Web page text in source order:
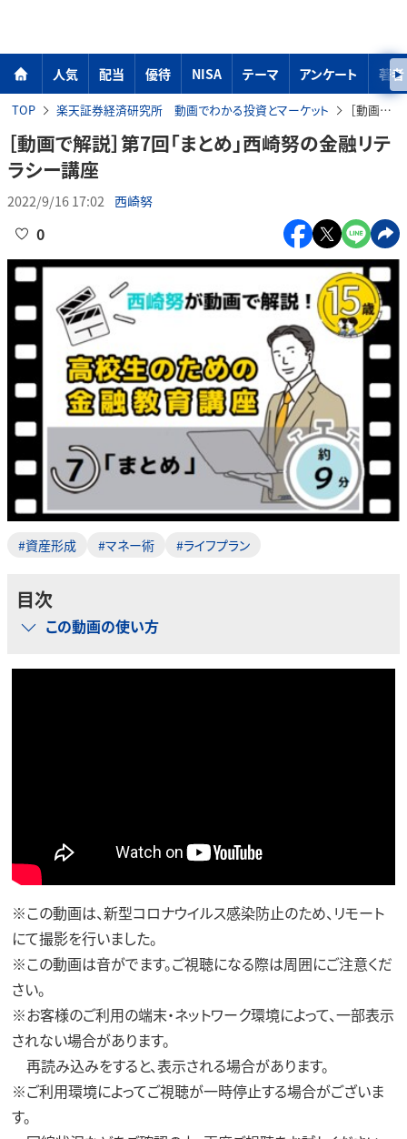
人気 配当 優待 NISA テーマ アンケート 著者
TOP 楽天証券経済研究所 動画でわかる投資とマーケット ［動画で解説］第7回「まとめ」西崎努の金融リテラシー講座
［動画で解説］第7回「まとめ」西崎努の金融リテ
ラシー講座
2022/9/16 17:02 西崎努
0
#資産形成 #マネー術 #ライフプラン
目次
この動画の使い方
※この動画は、新型コロナウイルス感染防止のため、リモート
にて撮影を行いました。
※この動画は音がでます。ご視聴になる際は周囲にご注意くだ
さい。
※お客様のご利用の端末・ネットワーク環境によって、一部表示
されない場合があります。
再読み込みをすると、表示される場合があります。
※ご利用環境によってご視聴が一時停止する場合がございま
す。